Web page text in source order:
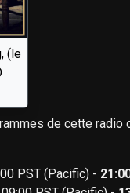
(le
de cette
PST (Pacific) -